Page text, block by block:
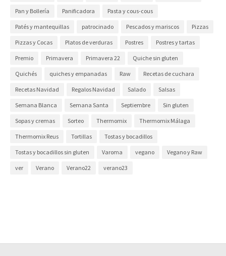
Pan y Bollería Panificadora Pasta y cous-cous
Patés y mantequillas patrocinado Pescados y mariscos Pizzas
Pizzas y Cocas Platos de verduras Postres Postres y tartas
Premio Primavera Primavera 22 Quiche sin gluten
Quichés quiches y empanadas Raw Recetas de cuchara
Recetas Navidad Regalos Navidad Salado Salsas
Semana Blanca Semana Santa Septiembre Sin gluten
Sopas y cremas Sorteo Thermomix Thermomix Málaga
Thermomix Reus Tortillas Tostas y bocadillos
Tostas y bocadillos sin gluten Varoma vegano Vegano y Raw
ver Verano Verano22 verano23